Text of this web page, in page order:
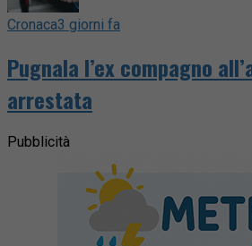
Cronaca3 giorni fa
Pugnala l’ex compagno
arrestata
Pubblicità